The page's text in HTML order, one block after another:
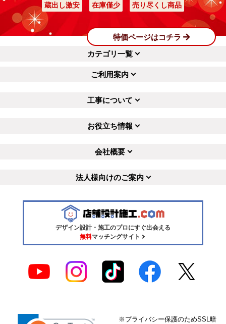
蔵出し激安 在庫僅少 売り尽くし商品
特価ページはコチラ
カテゴリ一覧
ご利用案内
工事について
お役立ち情報
会社概要
法人様向けのご案内
デザイン設計・施工のプロにすぐ出会える
無料マッチングサイト
※プライバシー保護のためSSL暗